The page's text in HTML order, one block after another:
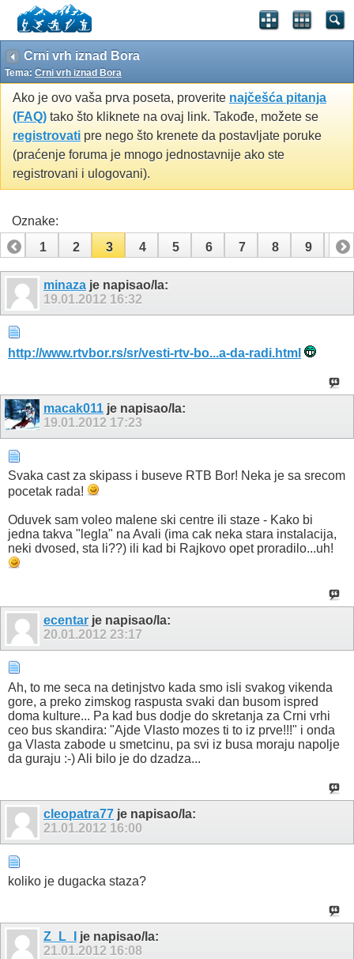
Crni vrh iznad Bora
Tema: Crni vrh iznad Bora
Ako je ovo vaša prva poseta, proverite najčešća pitanja
(FAQ) tako što kliknete na ovaj link. Takođe, možete se
registrovati pre nego što krenete da postavljate poruke
(praćenje foruma je mnogo jednostavnije ako ste
registrovani i ulogovani).
Oznake:
1
2 3 4 5 6 7 8 9 10
11minaza je napisao/la:
19.01.2012 16:32
http://www.rtvbor.rs/sr/vesti-rtv-bo...a-da-radi.html
macak011 je napisao/la:
19.01.2012 17:23
Svaka cast za skipass i buseve RTB Bor! Neka je sa srecom
pocetak rada!
Oduvek sam voleo malene ski centre ili staze - Kako bi
jedna takva "legla" na Avali (ima cak neka stara instalacija,
neki dvosed, sta li??) ili kad bi Rajkovo opet proradilo...uh!
ecentar je napisao/la:
20.01.2012 23:17
Ah, to me seca na detinjstvo kada smo isli svakog vikenda
gore, a preko zimskog raspusta svaki dan busom ispred
doma kulture... Pa kad bus dodje do skretanja za Crni vrhi
ceo bus skandira: "Ajde Vlasto mozes ti to iz prve!!!" i onda
ga Vlasta zabode u smetcinu, pa svi iz busa moraju napolje
da guraju :-) Ali bilo je do dzadza...
cleopatra77 je napisao/la:
21.01.2012 16:00
koliko je dugacka staza?
Z_L_I
je napisao/la:
21.01.2012 16:08